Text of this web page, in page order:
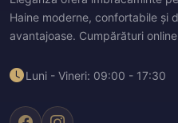
Haine moderne, confortabile și
avantajoase. Cumpărături
Luni - Vineri: 09:00 - 17:30